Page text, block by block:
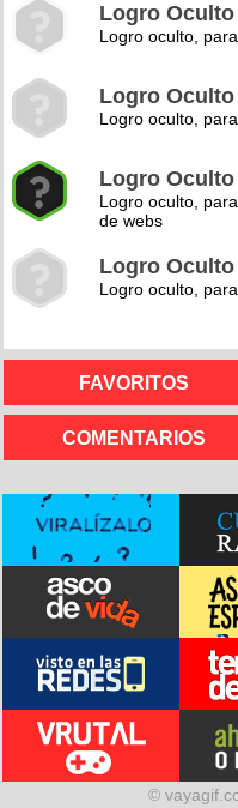
Logro Oculto
Logro oculto,
Logro Oculto
Logro oculto,
Logro Oculto
Logro oculto,
de webs
Logro Oculto
Logro oculto,
FAVORITOS
COMENTARIOS
©